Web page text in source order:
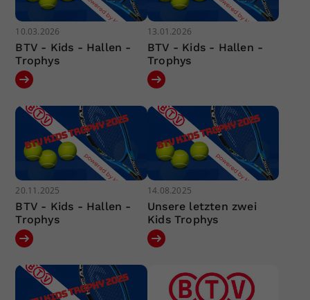
10.03.2026
BTV - Kids - Hallen -
Trophys
13.01.2026
BTV - Kids - Hallen -
Trophys
20.11.2025
BTV - Kids - Hallen -
Trophys
14.08.2025
Unsere letzten zwei
Kids Trophys